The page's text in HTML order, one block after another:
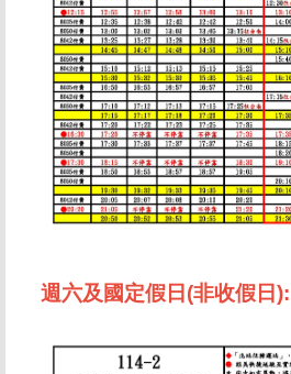
週六及國定假日(非收假日):